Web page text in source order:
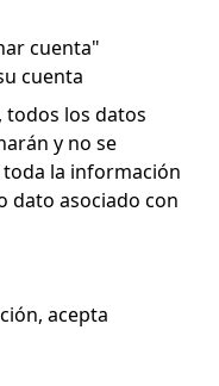
cuenta"
cuenta
todos los datos
y no se
la información
dato asociado con
acepta